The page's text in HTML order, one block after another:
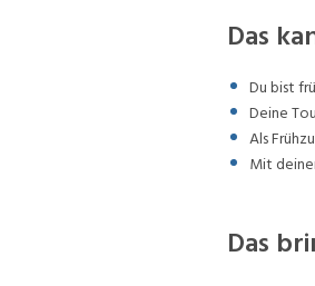
Das
Du bist
Deine
Als
Mit
Das